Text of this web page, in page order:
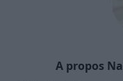
A propos